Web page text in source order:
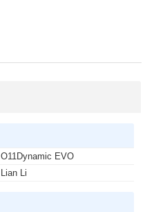
O11Dynamic EVO
Lian Li